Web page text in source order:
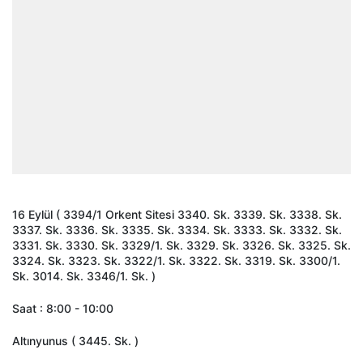
16 Eylül ( 3394/1 Orkent Sitesi 3340. Sk. 3339. Sk. 3338. Sk.
3337. Sk. 3336. Sk. 3335. Sk. 3334. Sk. 3333. Sk. 3332. Sk.
3331. Sk. 3330. Sk. 3329/1. Sk. 3329. Sk. 3326. Sk. 3325. Sk.
3324. Sk. 3323. Sk. 3322/1. Sk. 3322. Sk. 3319. Sk. 3300/1.
Sk. 3014. Sk. 3346/1. Sk. )
Saat : 8:00 - 10:00
Altınyunus ( 3445. Sk. )